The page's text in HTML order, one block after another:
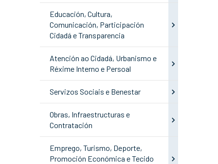
Educación, Cultura,
Comunicación, Participación
Cidadá e Transparencia
Atención ao Cidadá, Urbanismo e
Réxime Interno e Persoal
Servizos Sociais e Benestar
Obras, Infraestructuras e
Contratación
Emprego, Turismo, Deporte,
Promoción Económica e Tecido